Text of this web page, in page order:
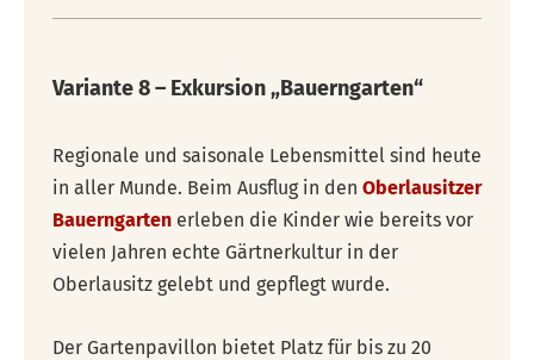
Variante 8 – Exkursion „Bauerngarten“
Regionale und saisonale Lebensmittel sind heute
in aller Munde. Beim Ausflug in den Oberlausitzer
Bauerngarten erleben die Kinder wie bereits vor
vielen Jahren echte Gärtnerkultur in der
Oberlausitz gelebt und gepflegt wurde.
Der Gartenpavillon bietet Platz für bis zu 20